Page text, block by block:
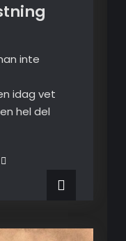
inte
idag vet
hel del
Säkerhetsutrustning